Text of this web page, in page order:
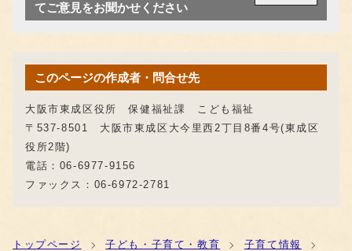
てご意見をお聞かせください
このページの作成者・問合せ先
大阪市東成区役所 保健福祉課 こども福祉
〒537-8501 大阪市東成区大今里西2丁目8番4号(東成区
役所2階)
電話：06-6977-9156
ファックス：06-6972-2781
トップページ 子ども・子育て・教育
子育て情報